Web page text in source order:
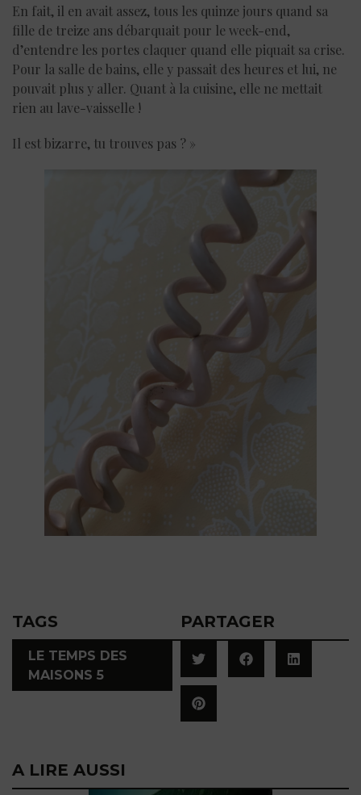
En fait, il en avait assez, tous les quinze jours quand sa
fille de treize ans débarquait pour le week-end,
d’entendre les portes claquer quand elle piquait sa crise.
Pour la salle de bains, elle y passait des heures et lui, ne
pouvait plus y aller. Quant à la cuisine, elle ne mettait
rien au lave-vaisselle !
Il est bizarre, tu trouves pas ? »
TAGS
LE TEMPS DES
MAISONS 5
PARTAGER
A LIRE AUSSI